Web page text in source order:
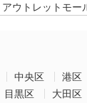
アウトレットモー
中央区 港区
目黒区 大田区